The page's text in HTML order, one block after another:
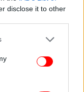
disclose it to other
or more Google
You may click to
party tags to
in below Google
Προέδρων να
απαιτούμενης
της